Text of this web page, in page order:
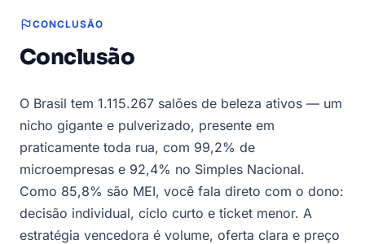
CONCLUSÃO
Conclusão
O Brasil tem 1.115.267 salões de beleza ativos — um
nicho gigante e pulverizado, presente em
praticamente toda rua, com 99,2% de
microempresas e 92,4% no Simples Nacional.
Como 85,8% são MEI, você fala direto com o dono:
decisão individual, ciclo curto e ticket menor. A
estratégia vencedora é volume, oferta clara e preço